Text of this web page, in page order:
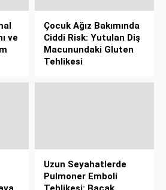
ve
Çocuk Ağız Bakımında
Ciddi Risk: Yutulan Diş
Macunundaki Gluten
Tehlikesi
Uzun Seyahatlerde
Pulmoner Emboli